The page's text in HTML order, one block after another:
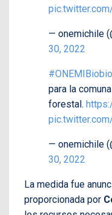
— onemichile
30, 2022
#ONEMIBiobio
para la
forestal.
— onemichile
30, 2022
La medida fue
proporcionada por